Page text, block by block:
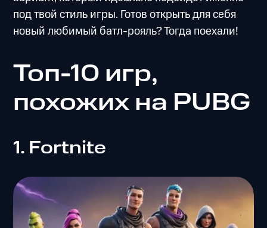
под твой стиль игры. Готов открыть для себя
новый любимый батл-рояль? Тогда поехали!
Топ-10 игр,
похожих на PUBG
1. Fortnite